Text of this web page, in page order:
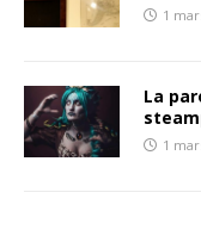
1
La
1